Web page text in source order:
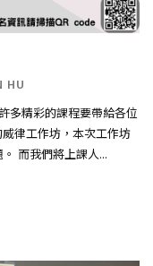
HU
多精彩的課程要帶給各位
律工作坊，本次工作坊
而我們將上課人...